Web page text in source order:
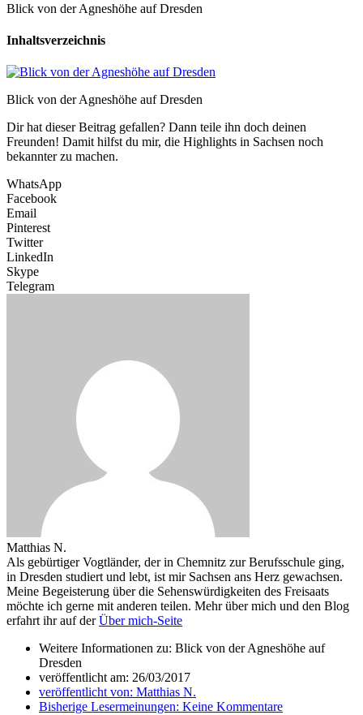
Blick von der Agneshöhe auf Dresden
Inhaltsverzeichnis
Blick von der Agneshöhe auf Dresden
Dir hat dieser Beitrag gefallen? Dann teile ihn doch deinen
Freunden! Damit hilfst du mir, die Highlights in Sachsen noch
bekannter zu machen.
WhatsApp
Facebook
Email
Pinterest
Twitter
LinkedIn
Skype
Telegram
Matthias N.
Als gebürtiger Vogtländer, der in Chemnitz zur Berufsschule ging,
in Dresden studiert und lebt, ist mir Sachsen ans Herz gewachsen.
Meine Begeisterung über die Sehenswürdigkeiten des Freisaats
möchte ich gerne mit anderen teilen. Mehr über mich und den Blog
erfahrt ihr auf derÜber mich-Seite
Weitere Informationen zu: Blick von der Agneshöhe auf
Dresden
veröffentlicht am: 26/03/2017
veröffentlicht von: Matthias N.
Bisherige Lesermeinungen: Keine Kommentare